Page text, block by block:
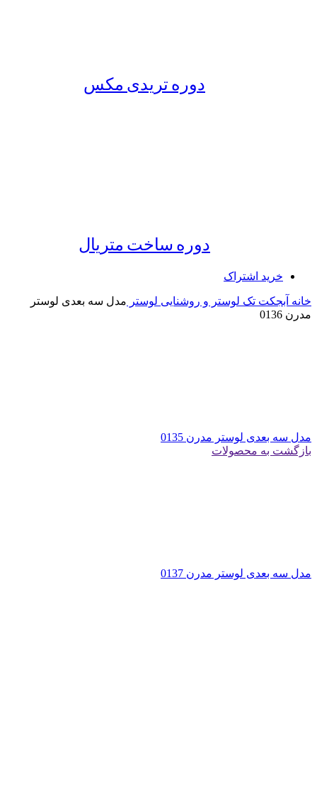
دوره تریدی مکس
دوره ساخت متریال
خرید اشتراک
خانه آبجکت تک لوستر و روشنایی لوستر مدل سه بعدی لوستر
مدرن 0136
مدل سه بعدی لوستر مدرن 0135
بازگشت به محصولات
مدل سه بعدی لوستر مدرن 0137